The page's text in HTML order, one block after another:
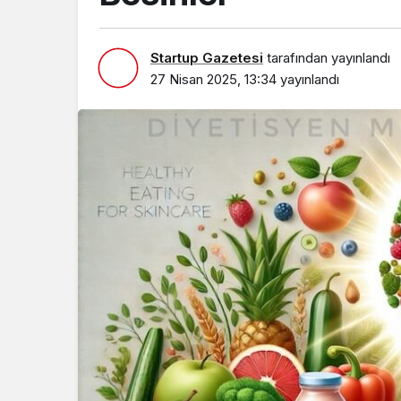
Startup Gazetesi tarafından yayınlandı
27 Nisan 2025, 13:34 yayınlandı